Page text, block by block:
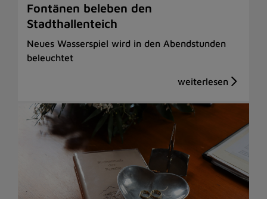
Fontänen beleben den
Stadthallenteich
Neues Wasserspiel wird in den Abendstunden
beleuchtet